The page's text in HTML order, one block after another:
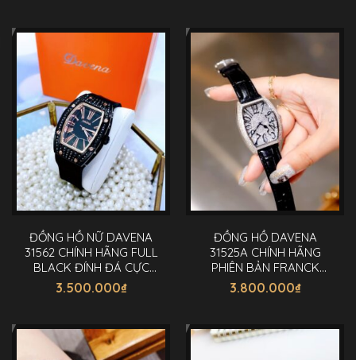
ĐỒNG HỒ NỮ DAVENA
31562 CHÍNH HÃNG FULL
BLACK ĐÍNH ĐÁ CỰC
NGẦU 38MM
3.500.000₫
ĐỒNG HỒ DAVENA
31525A CHÍNH HÃNG
PHIÊN BẢN FRANCK
MULLER ĐÍNH ĐÁ 36MM
3.800.000₫